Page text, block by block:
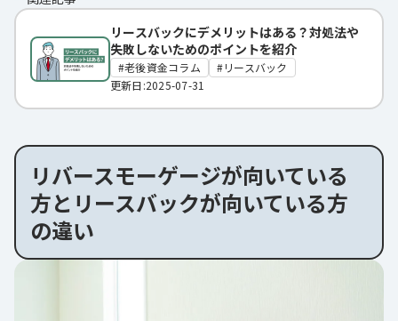
リースバックにデメリットはある？対処法や
失敗しないためのポイントを紹介
老後資金コラム
リースバック
更新日:2025-07-31
リバースモーゲージが向いている
方とリースバックが向いている方
の違い